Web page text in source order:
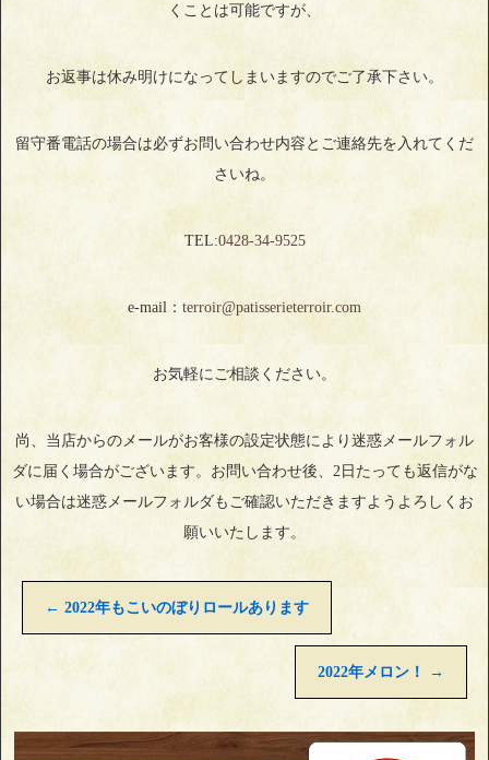
くことは可能ですが、
お返事は休み明けになってしまいますのでご了承下さい。
留守番電話の場合は必ずお問い合わせ内容とご連絡先を入れてくだ
さいね。
TEL:0428‐34‐9525
e-mail： terroir@patisserieterroir.com
お気軽にご相談ください。
尚、当店からのメールがお客様の設定状態により迷惑メールフォル
ダに届く場合がございます。お問い合わせ後、2日たっても返信がな
い場合は迷惑メールフォルダもご確認いただきますようよろしくお
願いいたします。
← 2022年もこいのぼりロールあります
2022年メロン！ →